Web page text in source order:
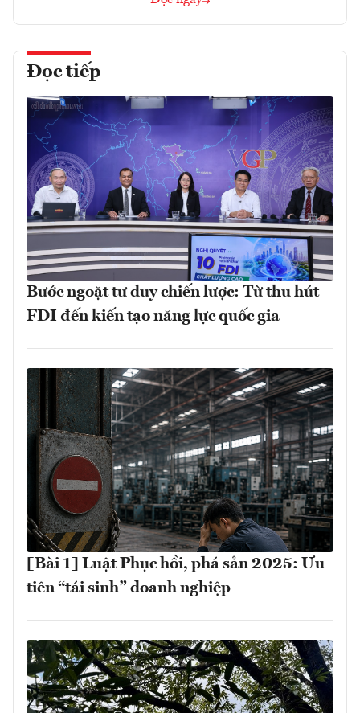
Đọc tiếp
Bước ngoặt tư duy chiến lược: Từ thu hút
FDI đến kiến tạo năng lực quốc gia
[Bài 1] Luật Phục hồi, phá sản 2025: Ưu
tiên “tái sinh” doanh nghiệp